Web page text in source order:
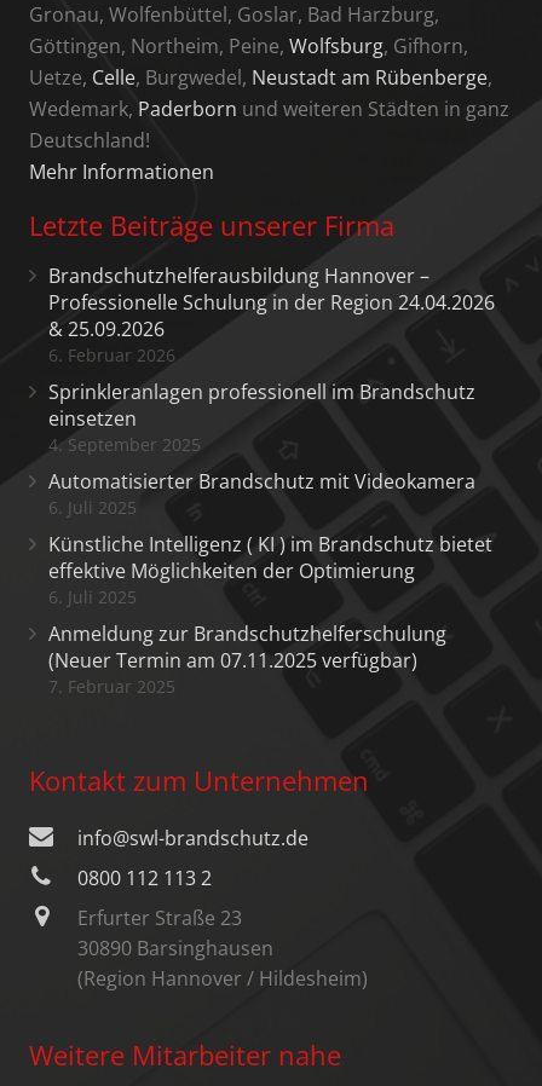
Gronau, Wolfenbüttel, Goslar, Bad Harzburg,
Göttingen, Northeim, Peine, Wolfsburg, Gifhorn,
Uetze, Celle, Burgwedel, Neustadt am Rübenberge,
Wedemark, Paderborn und weiteren Städten in ganz
Deutschland!
Mehr Informationen
Letzte Beiträge unserer Firma
Brandschutzhelferausbildung Hannover –
Professionelle Schulung in der Region 24.04.2026
& 25.09.2026
6. Februar 2026
Sprinkleranlagen professionell im Brandschutz
einsetzen
4. September 2025
Automatisierter Brandschutz mit Videokamera
6. Juli 2025
Künstliche Intelligenz ( KI ) im Brandschutz bietet
effektive Möglichkeiten der Optimierung
6. Juli 2025
Anmeldung zur Brandschutzhelferschulung
(Neuer Termin am 07.11.2025 verfügbar)
7. Februar 2025
Kontakt zum Unternehmen
info@swl-brandschutz.de
0800 112 113 2
Erfurter Straße 23
30890 Barsinghausen
(Region Hannover / Hildesheim)
Weitere Mitarbeiter nahe